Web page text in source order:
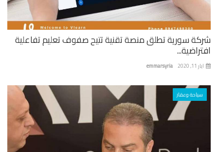
سورية تطلق منصة تقنية تتيح صفوف تعليم تفاعلية
emmarsyria
سياحة وعقار